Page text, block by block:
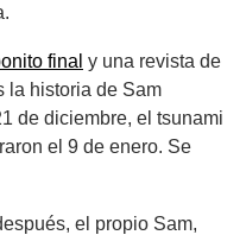
final y una revista de
la historia de Sam
de diciembre, el tsunami
el 9 de enero. Se
el propio Sam,